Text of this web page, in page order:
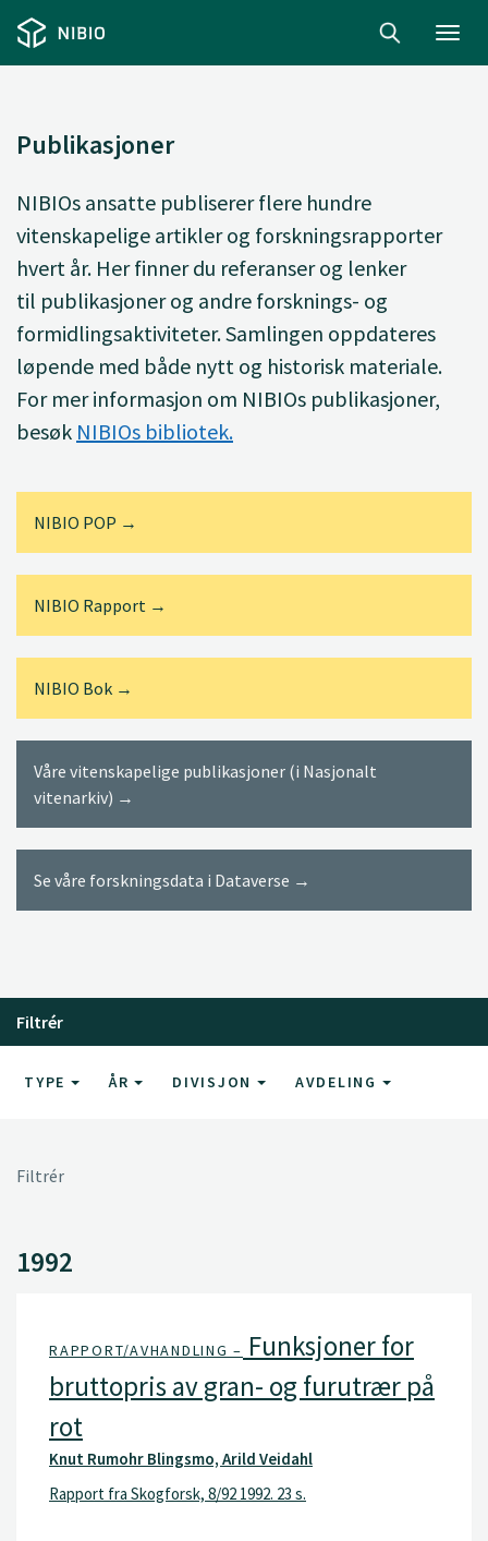
Publikasjoner
NIBIOs ansatte publisererflere hundre
vitenskapelige artikler og forskningsrapporter
hvert år. Her finner du referanser og lenker
til publikasjoner og andre forsknings- og
formidlingsaktiviteter. Samlingen oppdateres
løpende med både nytt og historisk materiale.
For mer informasjon om NIBIOs publikasjoner,
besøk NIBIOs bibliotek.
NIBIO POP →
NIBIO Rapport →
NIBIO Bok →
Våre vitenskapelige publikasjoner (i Nasjonalt
vitenarkiv) →
Se våre forskningsdata i Dataverse →
Filtrér
TYPE ÅR DIVISJON AVDELING
Filtrér
1992
RAPPORT/AVHANDLING – Funksjoner for
bruttopris av gran- og furutrær på
rot
Knut Rumohr Blingsmo, Arild Veidahl
Rapport fra Skogforsk, 8/92 1992. 23 s.